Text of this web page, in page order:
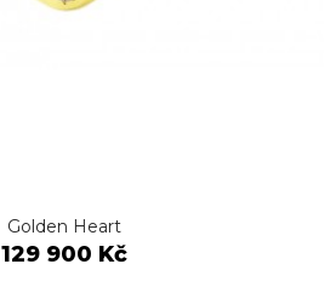
Golden Heart
129 900 Kč